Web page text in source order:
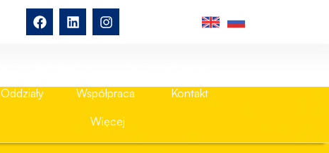
Oddziały
Współpraca
Kontakt
Więcej